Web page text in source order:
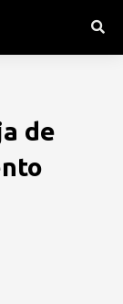
de